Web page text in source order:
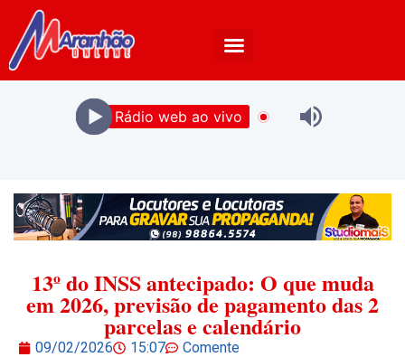
Rádio web ao vivo
13º do INSS antecipado: O que muda
em 2026, previsão de pagamento das 2
parcelas e calendário
09/02/2026 15:07 Comente